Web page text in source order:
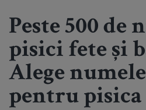
Peste 500 de
pisici fete și
Alege
pentru pisica